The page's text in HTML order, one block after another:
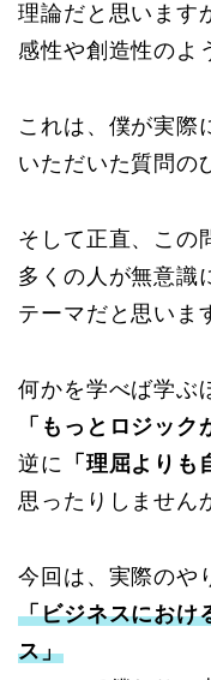
理論だと思います
感性や創造性のよ
これは、僕が実際
いただいた質問の
そして正直、この
多くの人が無意識
テーマだと思いま
何かを学べば学ぶ
「もっとロジック
逆に 「理屈よりも
思ったりしません
今回は、実際のや
「ビジネスにおけ
ス」